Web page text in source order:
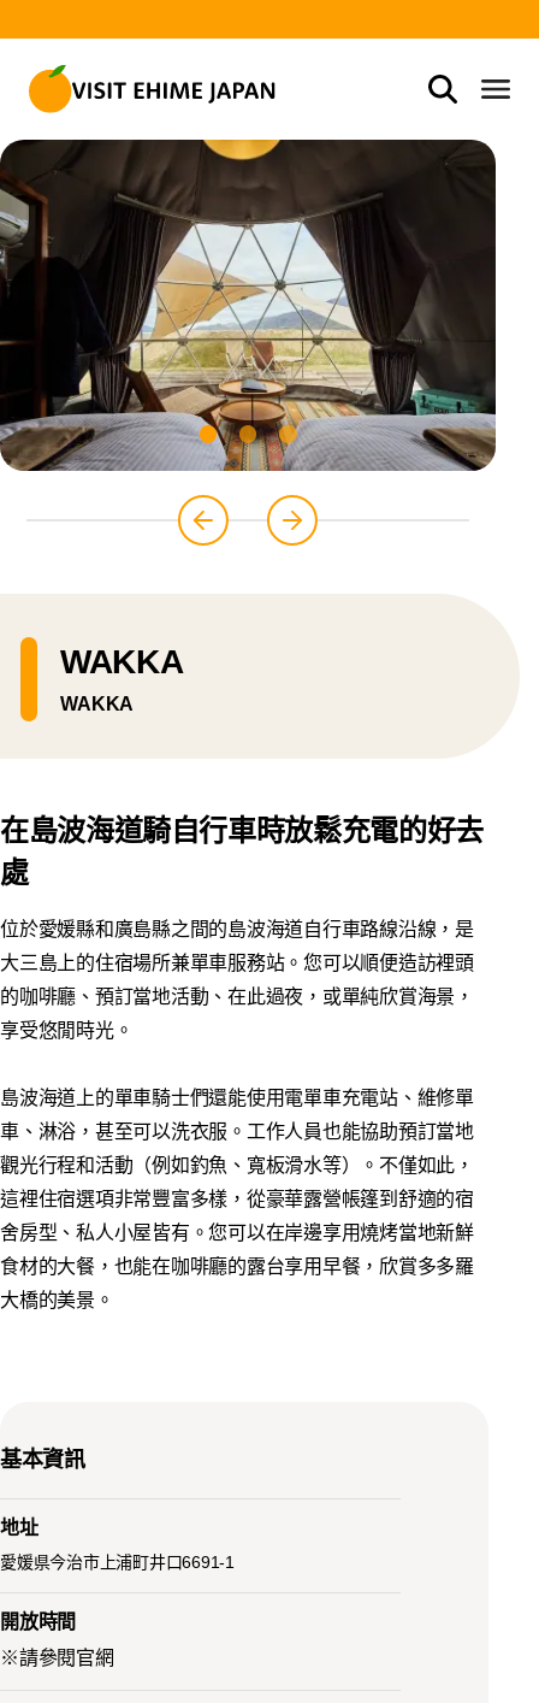
WAKKA
WAKKA
在島波海道騎自行車時放鬆充電的好去
處
位於愛媛縣和廣島縣之間的島波海道自行車路線沿線，是
大三島上的住宿場所兼單車服務站。您可以順便造訪裡頭
的咖啡廳、預訂當地活動、在此過夜，或單純欣賞海景，
享受悠閒時光。
島波海道上的單車騎士們還能使用電單車充電站、維修單
車、淋浴，甚至可以洗衣服。工作人員也能協助預訂當地
觀光行程和活動（例如釣魚、寬板滑水等）。不僅如此，
這裡住宿選項非常豐富多樣，從豪華露營帳篷到舒適的宿
舍房型、私人小屋皆有。您可以在岸邊享用燒烤當地新鮮
食材的大餐，也能在咖啡廳的露台享用早餐，欣賞多多羅
大橋的美景。
基本資訊
地址
愛媛県今治市上浦町井口6691-1
開放時間
※請參閱官網